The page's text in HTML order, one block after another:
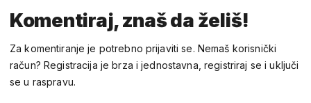
Komentiraj, znaš da želiš!
Za komentiranje je potrebno prijaviti se. Nemaš korisnički
račun? Registracija je brza i jednostavna, registriraj se i uključi
se u raspravu.